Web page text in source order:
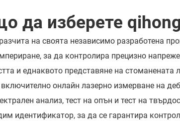
да изберете
на своята независимо разработена
за да контролира прецизно
и еднаквото представяне на
включително онлайн лазерно измерване на
анализ, тест на опън и тест на
идентификатор, за да се гарантира